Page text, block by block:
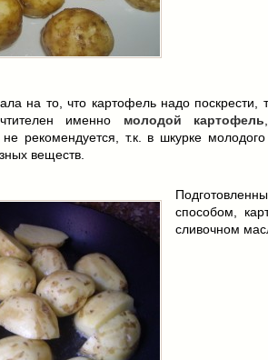
на то, что картофель надо поскрести,
именно молодой картофель
рекомендуется, т.к. в шкурке
веществ.
способом,
сливочном